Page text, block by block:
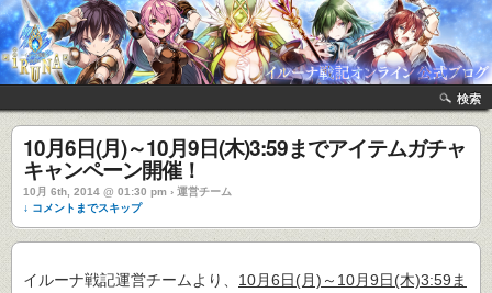
検索
10月6日(月)～10月9日(木)3:59までアイテムガチャ
キャンペーン開催！
10月 6th, 2014 @ 01:30 pm › 運営チーム
↓ コメントまでスキップ
イルーナ戦記運営チームより、 10月6日(月)～10月9日(木)3:59ま